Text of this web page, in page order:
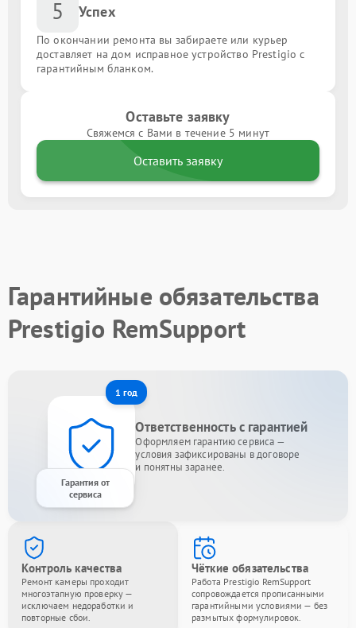
5 Успех
По окончании ремонта вы забираете или курьер
доставляет на дом исправное устройство Prestigio с
гарантийным бланком.
Оставьте заявку
Свяжемся с Вами в течение 5 минут
Оставить заявку
Гарантийные обязательства
Prestigio RemSupport
1 год
Гарантия от
сервиса
Ответственность с гарантией
Оформляем гарантию сервиса —
условия зафиксированы в договоре
и понятны заранее.
Контроль качества
Ремонт камеры проходит
многоэтапную проверку —
исключаем недоработки и
повторные сбои.
Чёткие обязательства
Работа Prestigio RemSupport
сопровождается прописанными
гарантийными условиями — без
размытых формулировок.